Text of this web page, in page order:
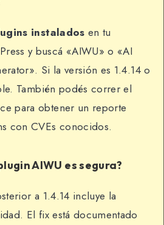
instalados en tu
y buscá «AIWU» o «AI
Si la versión es 1.4.14 o
También podés correr el
para obtener un reporte
con CVEs conocidos.
AIWU es segura?
a 1.4.14 incluye la
El fix está documentado